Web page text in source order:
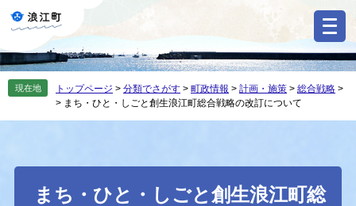
の
先
す
ー
を
し
現在地 トップページ > 分類でさがす > 町政情報 > 計画・施策 > 総合戦略 >
> まち・ひと・しごと創生浪江町総合戦略の改訂について
本
まち・ひと・しごと創生浪江町総